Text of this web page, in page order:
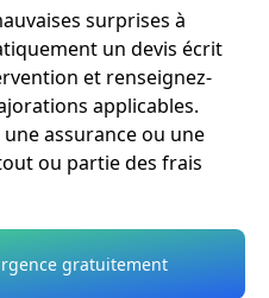
surprises à
un devis écrit
et renseignez-
applicables.
assurance ou une
ou partie des frais
gratuitement